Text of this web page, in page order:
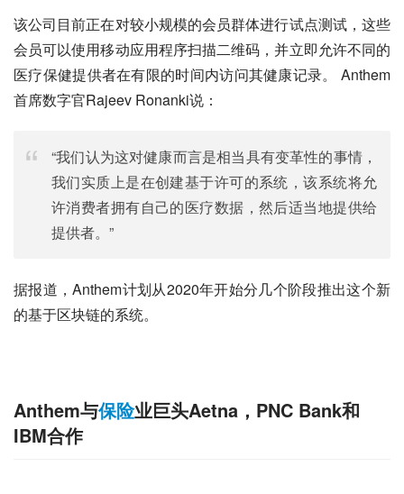
该公司目前正在对较小规模的会员群体进行试点测试，这些
会员可以使用移动应用程序扫描二维码，并立即允许不同的
医疗保健提供者在有限的时间内访问其健康记录。 Anthem
首席数字官Rajeev Ronanki说：
“我们认为这对健康而言是相当具有变革性的事情，
我们实质上是在创建基于许可的系统，该系统将允
许消费者拥有自己的医疗数据，然后适当地提供给
提供者。”
据报道，Anthem计划从2020年开始分几个阶段推出这个新
的基于区块链的系统。
Anthem与保险业巨头Aetna，PNC Bank和
IBM合作